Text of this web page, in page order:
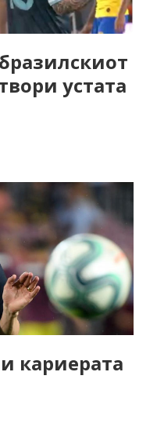
устата
кариерата